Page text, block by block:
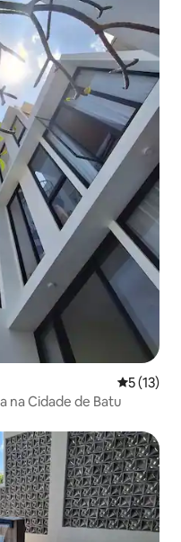
5 de uma
5 (13)
na Cidade de Batu